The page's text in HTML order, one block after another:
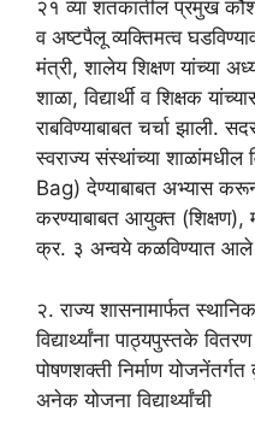
२१ व्या शतकातील प्रमुख
व अष्टपैलू व्यक्तिमत्व
मंत्री, शालेय शिक्षण यांच्या
शाळा, विद्यार्थी व शिक्षक
राबविण्याबाबत चर्चा झाली.
स्वराज्य संस्थांच्या शाळांमधील
Bag) देण्याबाबत अभ्यास
करण्याबाबत आयुक्त (शिक्षण),
क्र. ३ अन्वये कळविण्यात आले
२. राज्य शासनामार्फत
विद्यार्थ्यांना पाठ्यपुस्तके
पोषणशक्ती निर्माण
अनेक योजना विद्यार्थ्यांची